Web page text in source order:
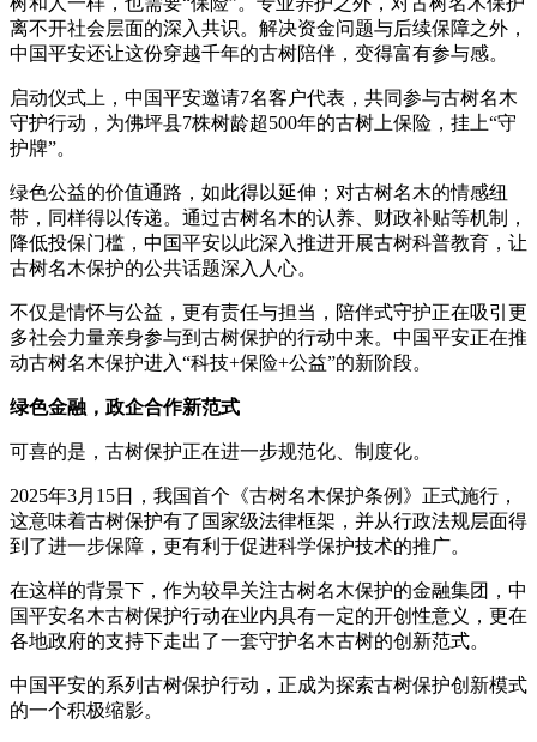
离不开社会层面的深入共识。解决资金问题与后续保障之外，
中国平安还让这份穿越千年的古树陪伴，变得富有参与感。
启动仪式上，中国平安邀请7名客户代表，共同参与古树名木
守护行动，为佛坪县7株树龄超500年的古树上保险，挂上“守
护牌”。
绿色公益的价值通路，如此得以延伸；对古树名木的情感纽
带，同样得以传递。通过古树名木的认养、财政补贴等机制，
降低投保门槛，中国平安以此深入推进开展古树科普教育，让
古树名木保护的公共话题深入人心。
不仅是情怀与公益，更有责任与担当，陪伴式守护正在吸引更
多社会力量亲身参与到古树保护的行动中来。中国平安正在推
动古树名木保护进入“科技+保险+公益”的新阶段。
绿色金融，政企合作新范式
可喜的是，古树保护正在进一步规范化、制度化。
2025年3月15日，我国首个《古树名木保护条例》正式施行，
这意味着古树保护有了国家级法律框架，并从行政法规层面得
到了进一步保障，更有利于促进科学保护技术的推广。
在这样的背景下，作为较早关注古树名木保护的金融集团，中
国平安名木古树保护行动在业内具有一定的开创性意义，更在
各地政府的支持下走出了一套守护名木古树的创新范式。
中国平安的系列古树保护行动，正成为探索古树保护创新模式
的一个积极缩影。